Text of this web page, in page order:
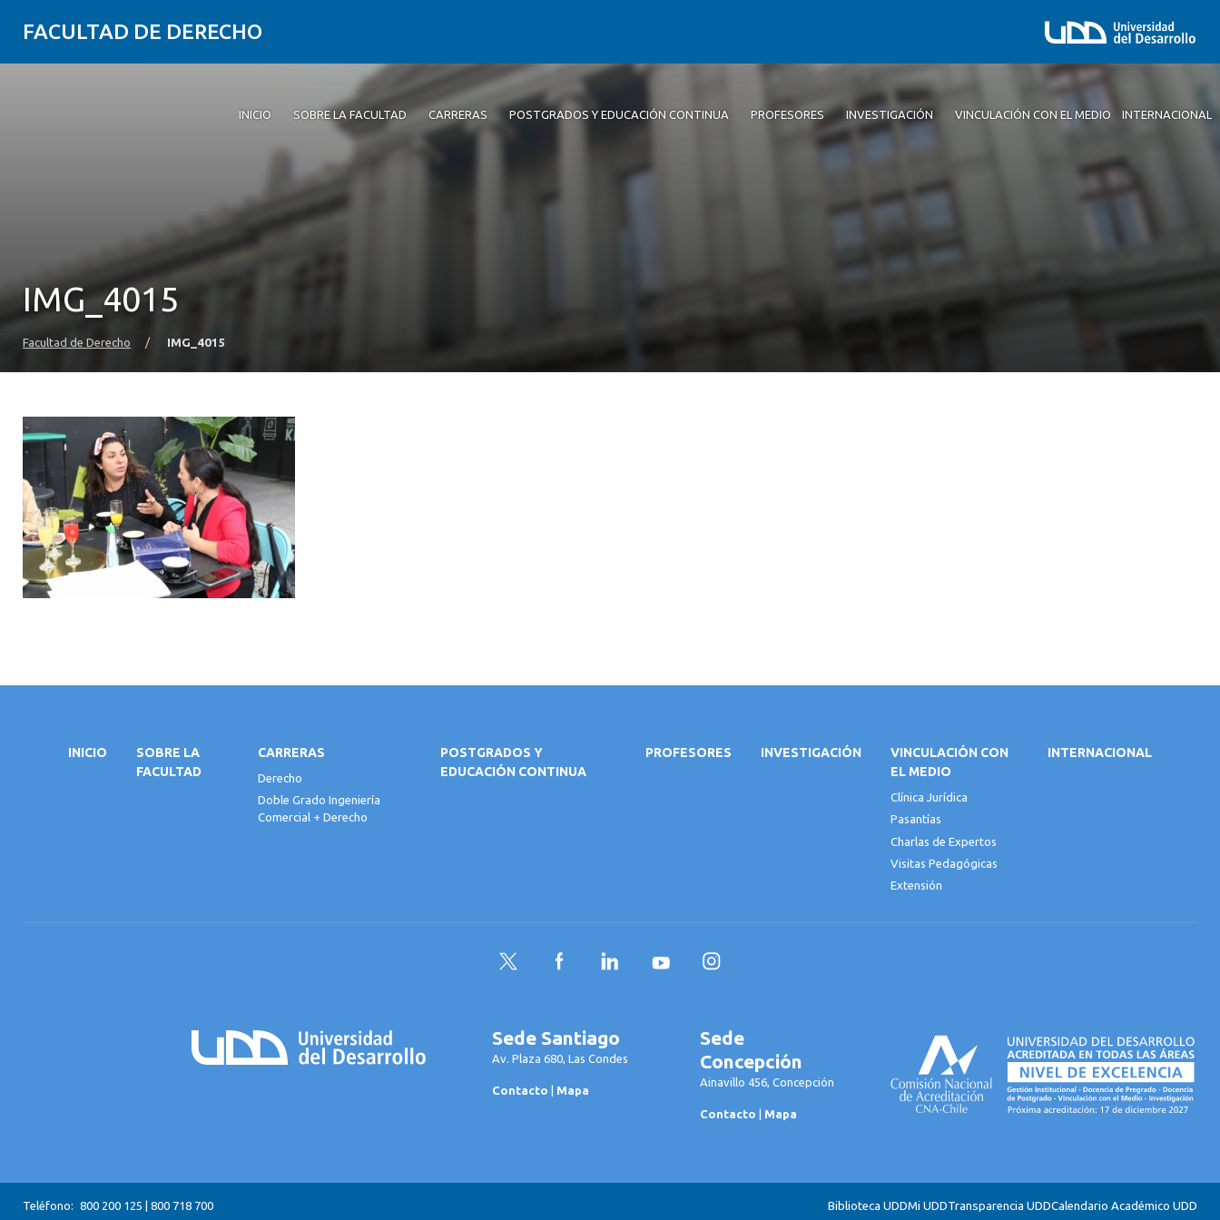
FACULTAD DE DERECHO
INICIO SOBRE LA FACULTAD CARRERAS POSTGRADOS Y EDUCACIÓN CONTINUA PROFESORES INVESTIGACIÓN VINCULACIÓN CON EL MEDIO INTERNACIONAL
IMG_4015
Facultad de Derecho / IMG_4015
INICIO
SOBRE LA
FACULTAD
CARRERAS
Derecho
Doble Grado Ingeniería
Comercial + Derecho
POSTGRADOS Y
EDUCACIÓN CONTINUA
PROFESORES INVESTIGACIÓN
VINCULACIÓN CON
EL MEDIO
Clínica Jurídica
Pasantías
Charlas de Expertos
Visitas Pedagógicas
Extensión
INTERNACIONAL
Twitter FacebookLinkedInYouTubeInstagram
Sede Santiago
Av. Plaza 680, Las Condes
Contacto | Mapa
Sede
Concepción
Ainavillo 456, Concepción
Contacto | Mapa
Teléfono: 800 200 125 | 800 718 700 Biblioteca UDDMi UDDTransparencia UDDCalendario Académico UDD